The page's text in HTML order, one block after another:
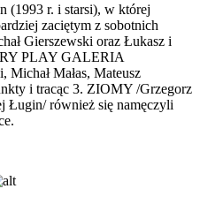
(1993 r. i starsi), w której
zaciętym z sobotnich
Gierszewski oraz Łukasz i
PLAY GALERIA
Małas, Mateusz
i tracąc 3. ZIOMY /Grzegorz
Ługin/ również się namęczyli